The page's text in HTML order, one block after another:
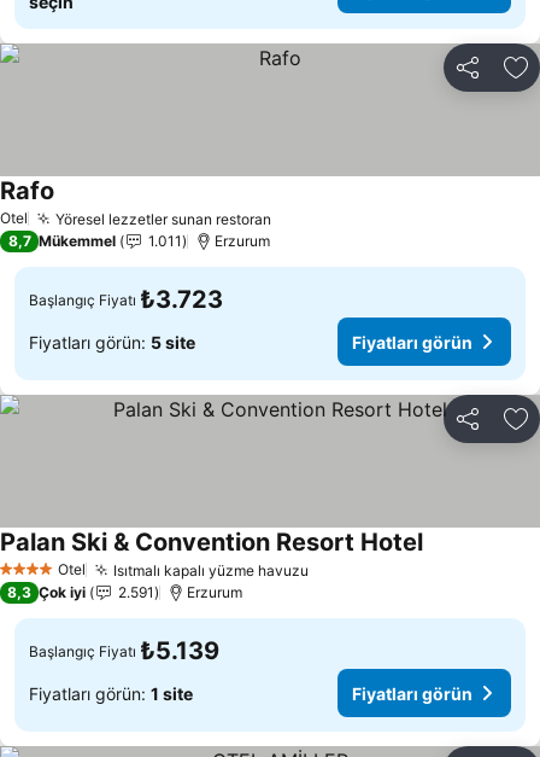
Paylaş
Otel Yöresel lezzetler sunan restoran
Rafo
8,7 Mükemmel 1.011 Erzurum
Başlangıç Fiyatı ₺3.723
Fiyatları görün: 5 site Fiyatları görün
Paylaş
4 Yıldız Otel Isıtmalı kapalı yüzme havuzu
Palan Ski & Convention Resort Hotel
8,3 Çok iyi 2.591 Erzurum
Başlangıç Fiyatı ₺5.139
Fiyatları görün: 1 site Fiyatları görün